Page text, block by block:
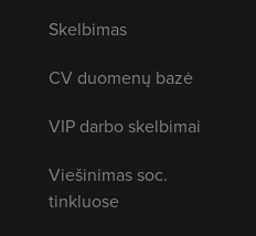
Skelbimas
CV duomenų bazė
VIP darbo skelbimai
Viešinimas soc.
tinkluose